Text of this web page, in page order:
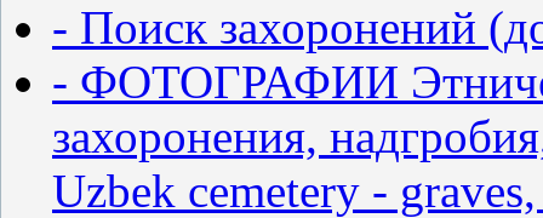
- Поиск захоронений
- ФОТОГРАФИИ
захоронения,
Uzbek cemetery -